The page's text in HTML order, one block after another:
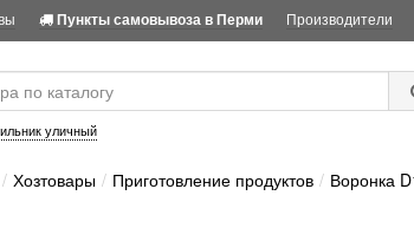
Пункты самовывоза в Перми Производители
уличный
Хозтовары Приготовление продуктов Воронка